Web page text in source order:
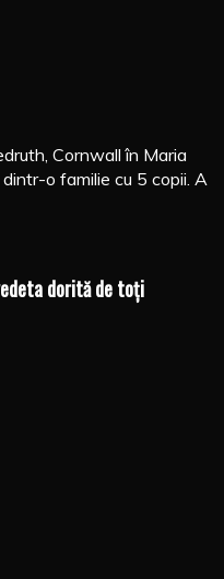
Cornwall în Maria
o familie cu 5 copii. A
dorită de toți